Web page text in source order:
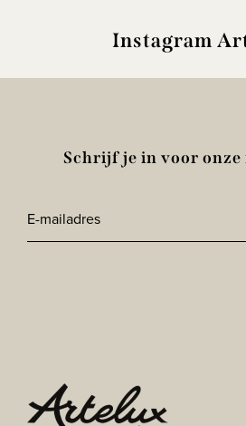
Instagram
Schrijf je in voor
E-
mailadres*